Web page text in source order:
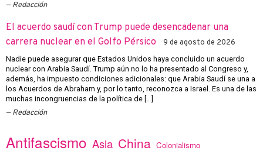
Redacción
El acuerdo saudí con Trump puede desencadenar una
carrera nuclear en el Golfo Pérsico
9 de agosto de 2026
Nadie puede asegurar que Estados Unidos haya concluido un acuerdo
nuclear con Arabia Saudí. Trump aún no lo ha presentado al Congreso y,
además, ha impuesto condiciones adicionales: que Arabia Saudí se una a
los Acuerdos de Abraham y, por lo tanto, reconozca a Israel. Es una de las
muchas incongruencias de la política de […]
Redacción
Antifascismo Asia China Colonialismo